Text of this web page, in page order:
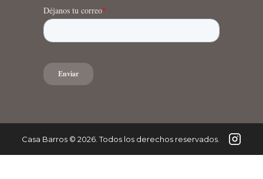
Casa Barros© 2026. Todos los derechos reservados.